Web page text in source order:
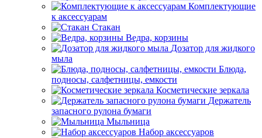
Комплектующие
к аксессуарам
Стакан
Ведра, корзины
Дозатор для жидкого
мыла
Блюда,
подносы, салфетницы, емкости
Косметические зеркала
Держатель
запасного рулона бумаги
Мыльница
Набор аксессуаров